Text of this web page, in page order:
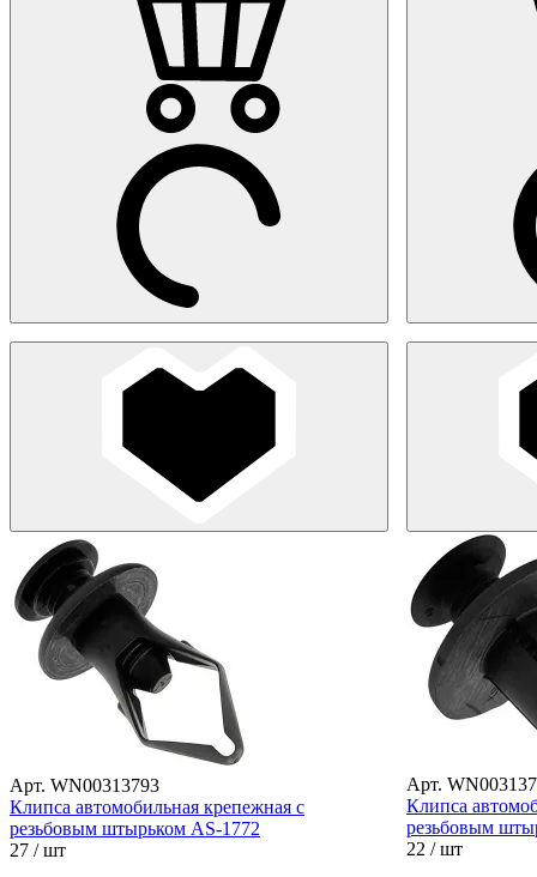
Арт. WN00313793
Клипса автомобильная крепежная с
резьбовым штырьком AS-1772
27 / шт
Арт.
Клипса
резьбовым
22 / шт